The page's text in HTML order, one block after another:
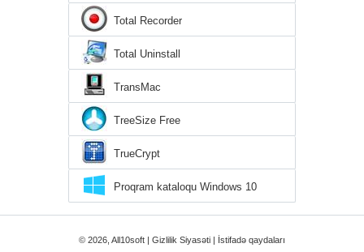
Total Recorder
Total Uninstall
TransMac
TreeSize Free
TrueCrypt
Proqram kataloqu Windows 10
© 2026, All10soft | Gizlilik Siyasəti | İstifadə qaydaları